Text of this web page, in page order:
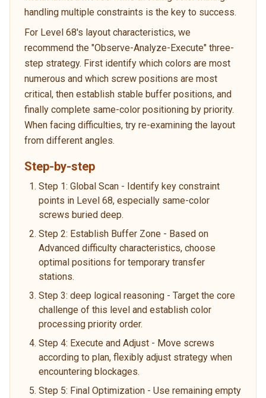
handling multiple constraints is the key to success.
For Level 68's layout characteristics, we
recommend the "Observe-Analyze-Execute" three-
step strategy. First identify which colors are most
numerous and which screw positions are most
critical, then establish stable buffer positions, and
finally complete same-color positioning by priority.
When facing difficulties, try re-examining the layout
from different angles.
Step-by-step
Step 1: Global Scan - Identify key constraint
points in Level 68, especially same-color
screws buried deep.
Step 2: Establish Buffer Zone - Based on
Advanced difficulty characteristics, choose
optimal positions for temporary transfer
stations.
Step 3: deep logical reasoning - Target the core
challenge of this level and establish color
processing priority order.
Step 4: Execute and Adjust - Move screws
according to plan, flexibly adjust strategy when
encountering blockages.
Step 5: Final Optimization - Use remaining empty